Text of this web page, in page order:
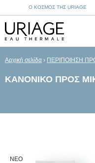
Ο ΚΌΣΜΟΣ ΤΗΣ URIAGE
Αρχική σελίδα › ΠΕΡΙΠΟΙΗΣΗ
ΚΑΝΟΝΙΚΌ ΠΡΟΣ
ΝΈΟ